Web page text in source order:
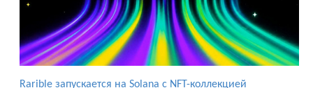
Rarible запускается на Solana с NFT-коллекцией